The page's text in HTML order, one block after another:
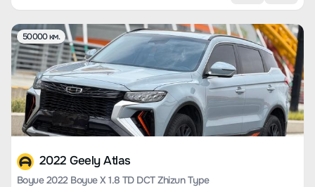
50000 км.
2022 Geely Atlas
Boyue 2022 Boyue X 1.8 TD DCT Zhizun Type